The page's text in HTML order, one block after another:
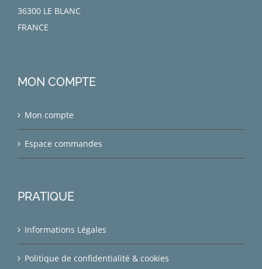
36300 LE BLANC
FRANCE
MON COMPTE
Mon compte
Espace commandes
PRATIQUE
Informations Légales
Politique de confidentialité & cookies